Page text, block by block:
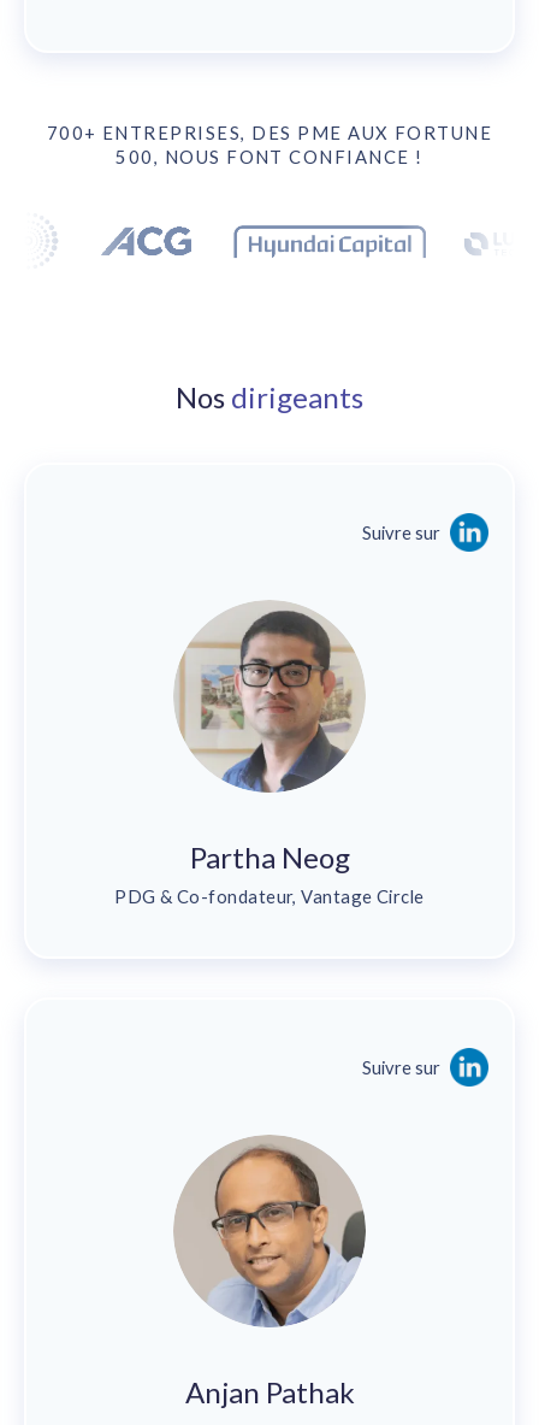
700+ ENTREPRISES, DES PME AUX FORTUNE
500, NOUS FONT CONFIANCE !
Nos dirigeants
Suivre sur
Partha Neog
PDG & Co-fondateur, Vantage Circle
Suivre sur
Anjan Pathak